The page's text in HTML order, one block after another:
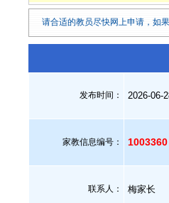
请合适的教员尽快网上申请，如
发布时间： 2026-06-
家教信息编号： 1003360
联系人： 梅家长